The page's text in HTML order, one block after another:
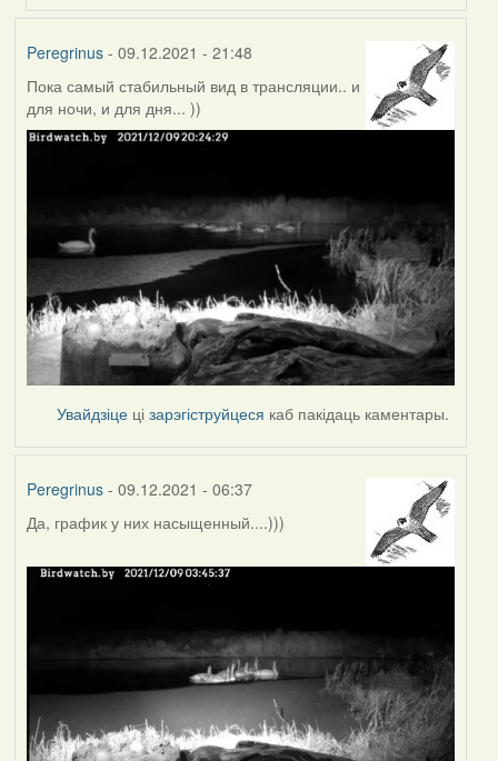
Peregrinus- 09.12.2021 - 21:48
Пока самый стабильный вид в трансляции.. и
для ночи, и для дня... ))
Увайдзіце цізарэгіструйцеся каб пакідаць каментары.
Peregrinus- 09.12.2021 - 06:37
Да, график у них насыщенный....)))